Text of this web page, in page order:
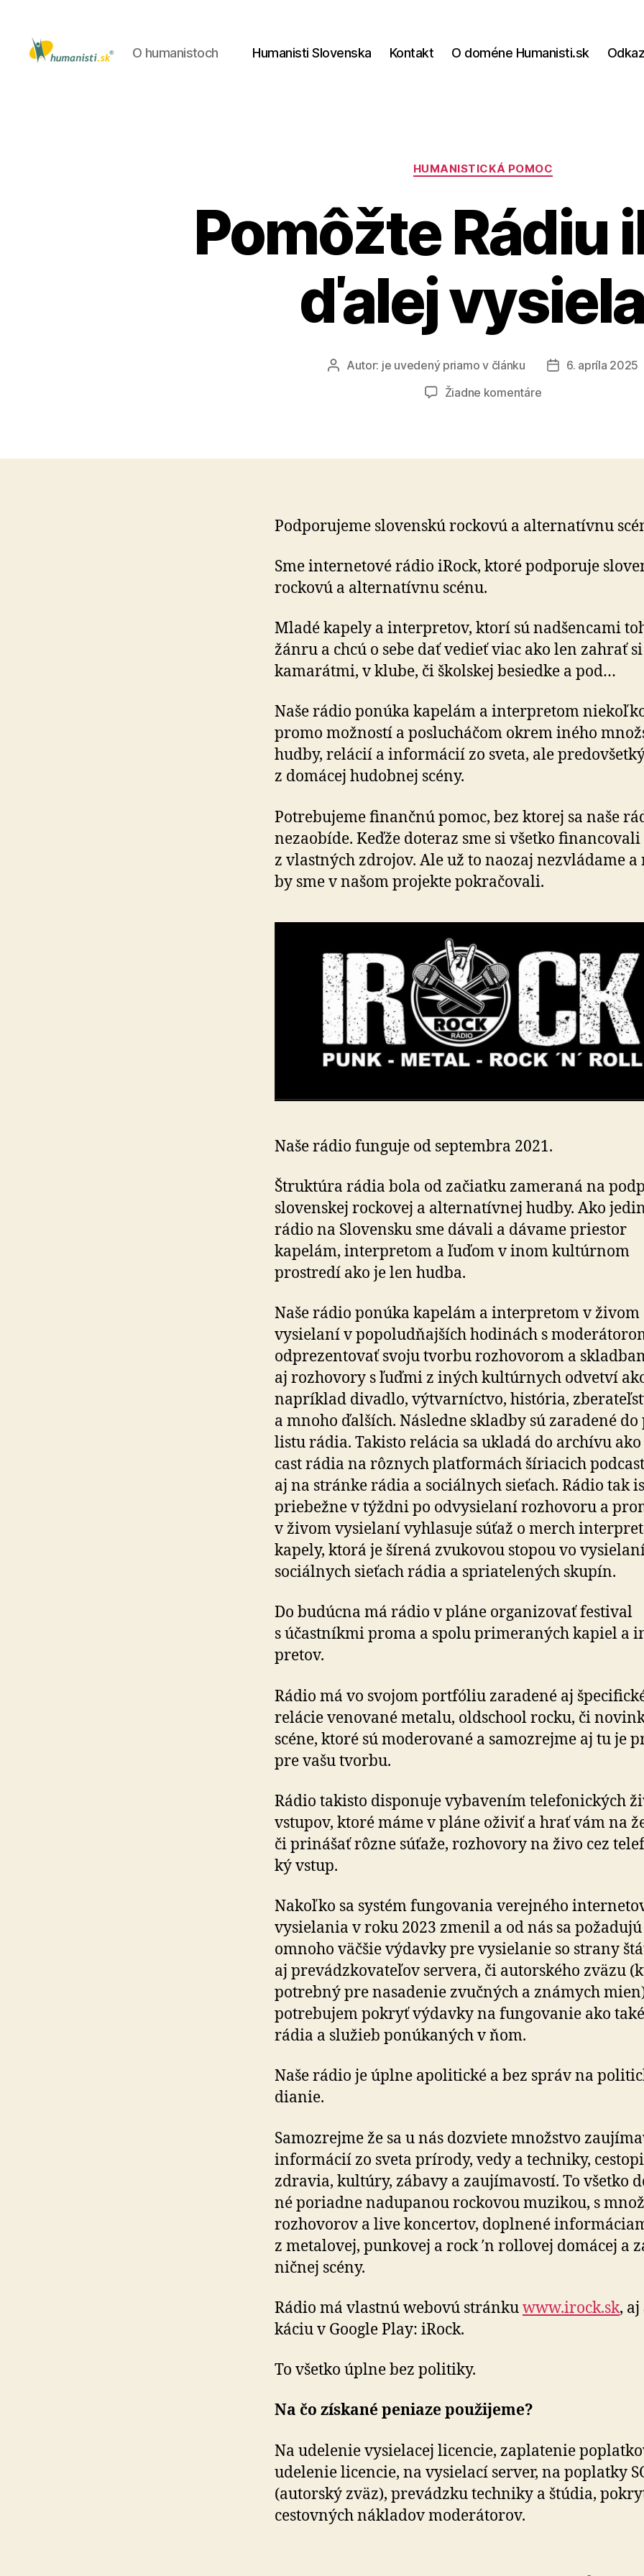
O humanistoch Humanisti Slovenska Kontakt O doméne Humanisti.sk
Kategórie
HUMANISTICKÁ POMOC
Pomôžte Rádiu
ďalej
AutorAutor: je uvedený priamo v článku
Dátum
6. apríla 2025
Žiadne komentárena
ďalej
Podporujeme slovenskú rockovú a alternatívnu
Sme internetové rádio iRock, ktoré podporuje
rockovú a alternatívnu scénu.
Mladé kapely a interpretov, ktorí sú nadšencami
žánru a chcú o sebe dať vedieť viac ako len zahrať
kamarátmi, v klube, či školskej besiedke a pod…
Naše rádio ponúka kapelám a interpretom
promo možností a poslucháčom okrem iného
hudby, relácií a informácií zo sveta, ale
z domácej hudobnej scény.
Potrebujeme finančnú pomoc, bez ktorej sa naše
nezaobíde. Keďže doteraz sme si všetko financovali
z vlastných zdrojov. Ale už to naozaj nezvládame a
by sme v našom projekte pokračovali.
Naše rádio funguje od septembra 2021.
Štruktúra rádia bola od začiatku zameraná na
slovenskej rockovej a alternatívnej hudby. Ako
rádio na Slovensku sme dávali a dávame priestor
kapelám, interpretom a ľuďom v inom kultúrnom
prostredí ako je len hudba.
Naše rádio ponúka kapelám a interpretom v živom
vysielaní v popoludňajších hodinách s
odprezentovať svoju tvorbu rozhovorom a
aj rozhovory s ľuďmi z iných kultúrnych odvetví
napríklad divadlo, výtvarníctvo, história,
a mnoho ďalších. Následne skladby sú zaradené
listu rádia. Takisto relácia sa ukladá do archívu
cast rádia na rôznych platformách šíriacich
aj na stránke rádia a sociálnych sieťach. Rádio tak
priebežne v týždni po odvysielaní rozhovoru a
v živom vysielaní vyhlasuje súťaž o merch
kapely, ktorá je šírená zvukovou stopou vo
sociálnych sieťach rádia a spriatelených skupín.
Do budúcna má rádio v pláne organizovať festival
s účastníkmi proma a spolu primeraných kapiel a
pre­tov.
Rádio má vo svojom portfóliu zaradené aj
relácie venované metalu, oldschool rocku, či
scéne, ktoré sú moderované a samozrejme aj tu je
pre vašu tvorbu.
Rádio takisto disponuje vybavením telefonických
vstupov, ktoré máme v pláne oživiť a hrať vám na
či prinášať rôzne súťaže, rozhovory na živo cez
ký vstup.
Nakoľko sa systém fungovania verejného
vysielania v roku 2023 zmenil a od nás sa požadujú
omno­ho väčšie výdavky pre vysielanie so strany
aj prevádzkovateľov servera, či autorského zväzu
potrebný pre nasadenie zvučných a známych
potrebujem pokryť výdavky na fungovanie ako
rádia a služieb ponúkaných v ňom.
Naše rádio je úplne apolitické a bez správ na
dianie.
Samozrejme že sa u nás dozviete množstvo
informácií zo sveta prírody, vedy a techniky,
zdravia, kultúry, zábavy a zaujímavostí. To všetko
né poriadne nadupanou rockovou muzikou, s
rozhovorov a live koncertov, doplnené
z metalovej, punkovej a rock ′n rollovej domácej a
nič­nej scény.
Rádio má vlastnú webovú stránkuwww.irock.sk,
ká­ciu v Google Play: iRock.
To všetko úplne bez politiky.
Na čo získané peniaze použijeme?
Na udelenie vysielacej licencie, zaplatenie
udelenie licencie, na vysielací server, na poplatky
(autorský zväz), prevádzku techniky a štúdia,
cestovných nákladov moderátorov.